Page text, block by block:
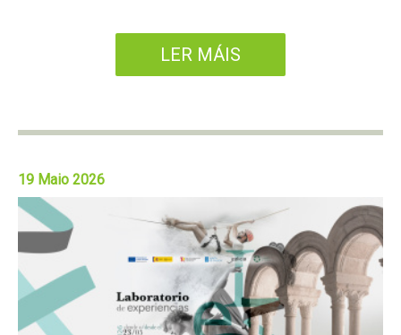
LER MÁIS
19 Maio 2026